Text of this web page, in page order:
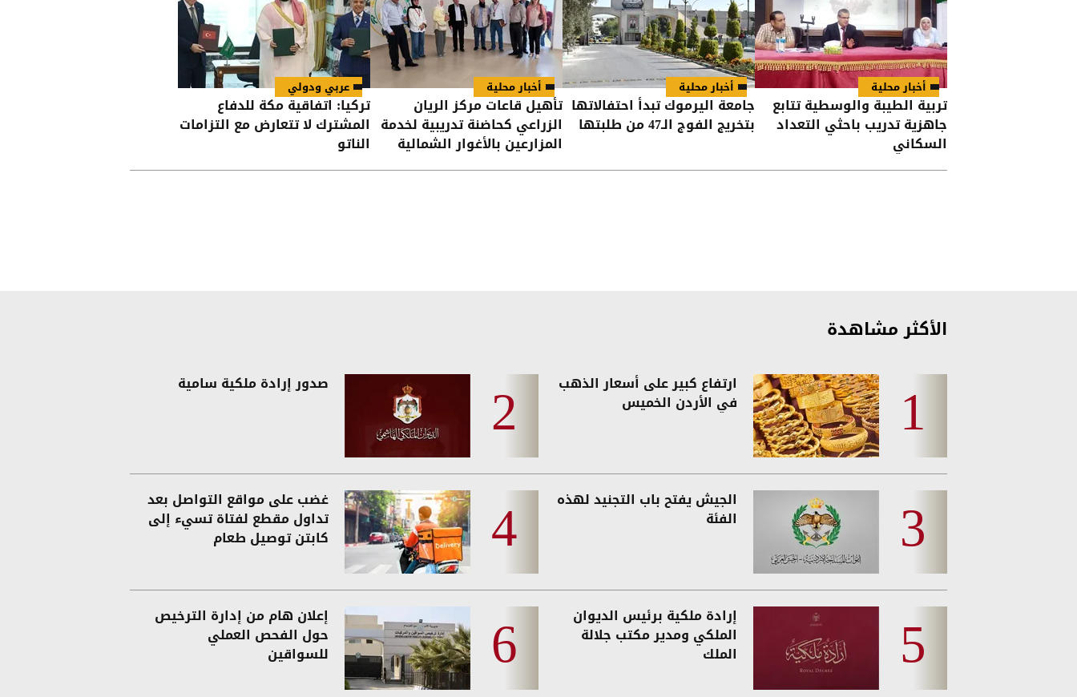
أخبار محلية
تربية الطيبة والوسطية تتابع
جاهزية تدريب باحثي التعداد
السكاني
أخبار محلية
جامعة اليرموك تبدأ احتفالاتها
بتخريج الفوج الـ47 من طلبتها
أخبار محلية
تأهيل قاعات مركز الريان
الزراعي كحاضنة تدريبية لخدمة
المزارعين بالأغوار الشمالية
عربي ودولي
تركيا: اتفاقية مكة للدفاع
المشترك لا تتعارض مع التزامات
الناتو
الأكثر مشاهدة
ارتفاع كبير على أسعار الذهب
في الأردن الخميس
صدور إرادة ملكية سامية
الجيش يفتح باب التجنيد لهذه
الفئة
غضب على مواقع التواصل بعد
تداول مقطع لفتاة تسيء إلى
كابتن توصيل طعام
إرادة ملكية برئيس الديوان
الملكي ومدير مكتب جلالة
الملك
إعلان هام من إدارة الترخيص
حول الفحص العملي
للسواقين